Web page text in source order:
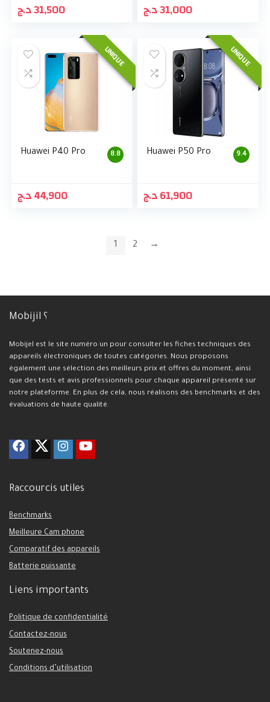
31,500د.ج 31,000د.ج
UNIQUE
8.8
Huawei P40 Pro
44,900د.ج
UNIQUE
9.4
Huawei P50 Pro
61,900د.ج
1 2 →
Mobijil ؟
Mobijel est le site numéro un pour consulter les fiches techniques des
appareils électroniques de toutes catégories. Nous proposons
également une sélection des meilleurs prix et offres du moment, ainsi
que des tests et avis professionnels pour chaque appareil présenté sur
notre plateforme. En plus de cela, nous réalisons des benchmarks et des
évaluations de haute qualité.
Raccourcis utiles
Benchmarks
Meilleure Cam phone
Comparatif des appareils
Batterie puissante
Liens importants
Politique de confidentialité
Contactez-nous
Soutenez-nous
Conditions d’utilisation